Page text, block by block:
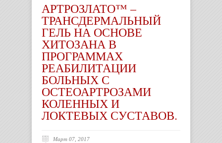
АРТРОЗЛАТО™ –
ТРАНСДЕРМАЛЬНЫЙ
ГЕЛЬ НА ОСНОВЕ
ХИТОЗАНА В
ПРОГРАММАХ
РЕАБИЛИТАЦИИ
БОЛЬНЫХ С
ОСТЕОАРТРОЗАМИ
КОЛЕННЫХ И
ЛОКТЕВЫХ СУСТАВОВ.
Март 07, 2017